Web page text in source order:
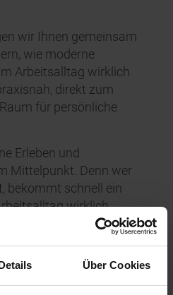
Über Cookies
wir Ihnen gemeinsam
wie moderne
Arbeitsalltag wirklich
direkt zum
für persönliche
Erleben und
Mittelpunkt. Denn wer
bekommt schnell ein
wirklich
erleichtert
Produkte,